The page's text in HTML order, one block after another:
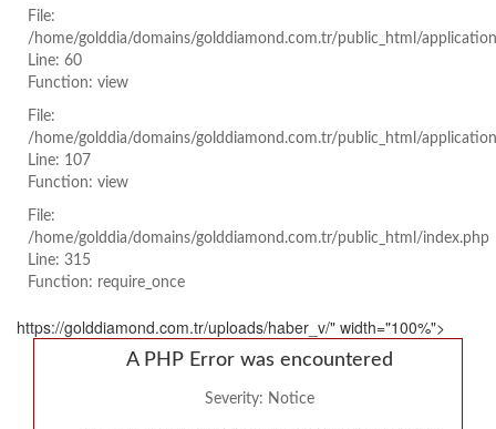
File:
/home/golddia/domains/golddiamond.com.tr/public_html/
Line: 60
Function: view
File:
/home/golddia/domains/golddiamond.com.tr/public_html/
Line: 107
Function: view
File:
/home/golddia/domains/golddiamond.com.tr/public_html/index.php
Line: 315
Function: require_once
https://golddiamond.com.tr/uploads/haber_v/" width="100%">
A PHP Error was encountered
Severity: Notice